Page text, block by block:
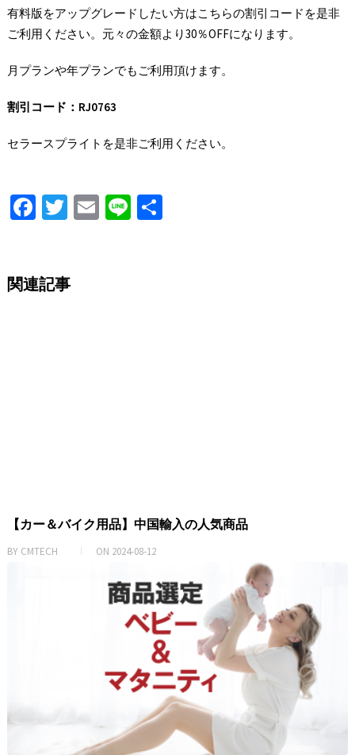
有料版をアップグレードしたい方はこちらの割引コードを是非
ご利用ください。元々の金額より30％OFFになります。
月プランや年プランでもご利用頂けます。
割引コード：RJ0763
セラースプライトを是非ご利用ください。
Fa
o
T
er
E Li S
関連記事
【カー＆バイク用品】中国輸入の人気商品
BY CMTECH ON 2024-08-12